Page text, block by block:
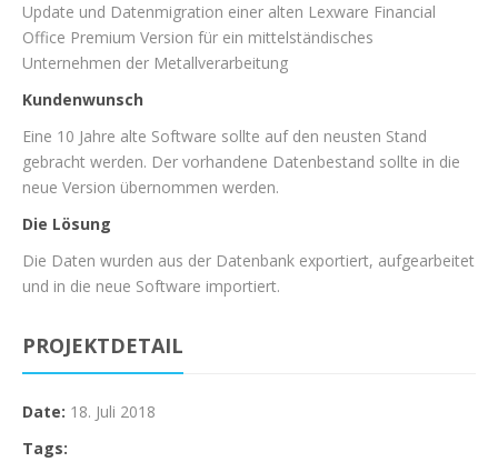
Update und Datenmigration einer alten Lexware Financial
Office Premium Version für ein mittelständisches
Unternehmen der Metallverarbeitung
Kundenwunsch
Eine 10 Jahre alte Software sollte auf den neusten Stand
gebracht werden. Der vorhandene Datenbestand sollte in die
neue Version übernommen werden.
Die Lösung
Die Daten wurden aus der Datenbank exportiert, aufgearbeitet
und in die neue Software importiert.
PROJEKTDETAIL
Date: 18. Juli 2018
Tags: